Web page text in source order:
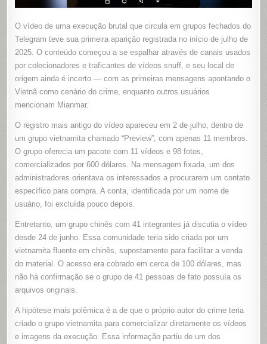
O vídeo de uma execução brutal que circula em grupos fechados do
Telegram teve sua primeira aparição registrada no início de julho de
2025. O conteúdo começou a se espalhar através de canais usados
por colecionadores e traficantes de vídeos snuff, e seu local de
origem ainda é incerto — com as primeiras mensagens apontando o
Vietnã como cenário do crime, enquanto outros usuários
mencionam Mianmar.
O registro mais antigo do vídeo apareceu em 2 de julho, dentro de
um grupo vietnamita chamado “Preview”, com apenas 11 membros.
O grupo oferecia um pacote com 11 vídeos e 98 fotos,
comercializados por 600 dólares. Na mensagem fixada, um dos
administradores orientava os interessados a procurarem um contato
específico para compra. A conta, identificada por um nome de
usuário, foi excluída pouco depois.
Entretanto, um grupo chinês com 41 integrantes já discutia o vídeo
desde 24 de junho. Essa comunidade teria sido criada por um
vietnamita fluente em chinês, supostamente para facilitar a venda
do material. O acesso era cobrado em cerca de 100 dólares, mas
não há confirmação se o grupo de 41 pessoas de fato possuía os
arquivos originais.
A hipótese mais polêmica é a de que o próprio autor do crime teria
criado o grupo vietnamita para comercializar diretamente os vídeos
e imagens da execução. Essa informação partiu de um dos